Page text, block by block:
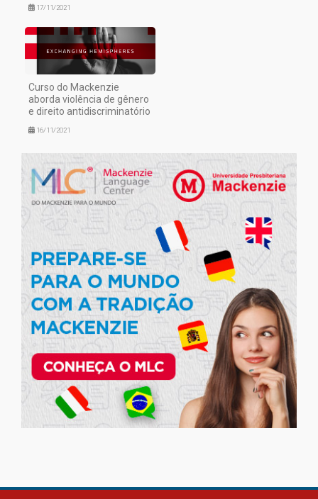
17/11/2021
Curso do Mackenzie
aborda violência de gênero
e direito antidiscriminatório
16/11/2021